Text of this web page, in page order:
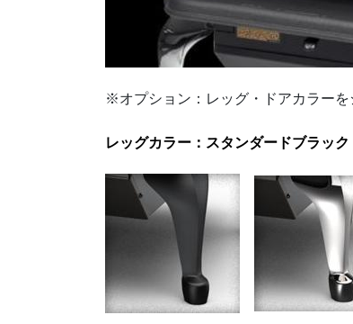
※オプション：レッグ・ドアカラー
レッグカラー：スタンダードブラッ